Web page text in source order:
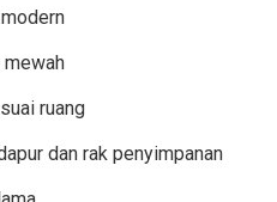
ruang
dan rak penyimpanan